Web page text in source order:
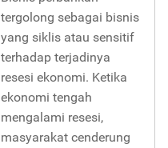
tergolong sebagai bisnis
yang siklis atau sensitif
terhadap terjadinya
resesi ekonomi. Ketika
ekonomi tengah
mengalami resesi,
masyarakat cenderung